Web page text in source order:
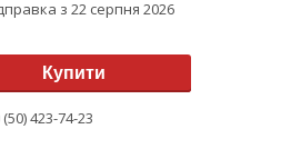
з 22 серпня 2026
Купити
423-74-23